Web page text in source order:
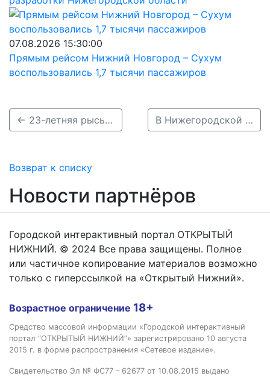
07.08.2026 15:30:00
Прямым рейсом Нижний Новгород – Сухум
воспользовались 1,7 тысячи пассажиров
← 23-летняя рысь Гоша из зоопарка &quot;Мишутка&quot; переехала в Балахну В Нижегородской области не зафиксированы новые летальные случаи от коронавируса →
Возврат к списку
Новости партнёров
Городской интерактивный портал ОТКРЫТЫЙ
НИЖНИЙ. © 2024 Все права защищены. Полное
или частичное копирование материалов возможно
только с гиперссылкой на «Открытый Нижний».
Возрастное ограничение 18+
Средство массовой информации «Городской интерактивный
портал “ОТКРЫТЫЙ НИЖНИЙ”» зарегистрировано 10 августа
2015 г. в форме распространения «Сетевое издание».
Свидетельство Эл № ФС77 – 62677 от 10.08.2015 выдано